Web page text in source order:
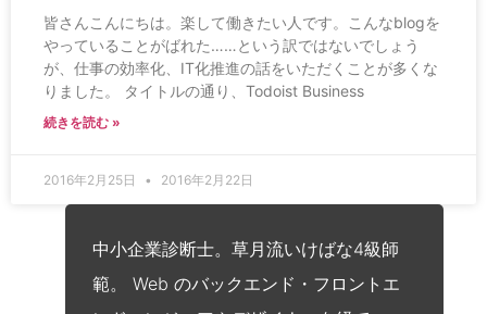
皆さんこんにちは。楽して働きたい人です。こんなblogを
やっていることがばれた……という訳ではないでしょう
が、仕事の効率化、IT化推進の話をいただくことが多くな
りました。 タイトルの通り、Todoist Business
続きを読む »
2016年2月25日 2016年2月22日
中小企業診断士。草月流いけばな4級師
範。 Web のバックエンド・フロントエ